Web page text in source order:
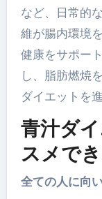
など、日常的
維が腸内環境
健康をサポー
し、脂肪燃焼
ダイエットを
青汁ダ
スメで
全ての人に向